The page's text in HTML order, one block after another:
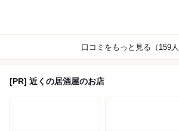
口コミをもっと見る（159人
[PR] 近くの居酒屋のお店